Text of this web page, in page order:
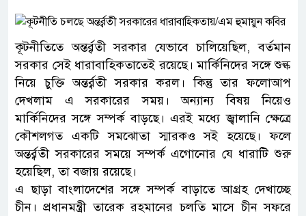
কূটনীতিতে অন্তর্র্বতী সরকার যেভাবে চালিয়েছিল, বর্তমান
সরকার সেই ধারাবাহিকতাতেই রয়েছে। মার্কিনিদের সঙ্গে শুল্ক
নিয়ে চুক্তি অন্তর্র্বতী সরকার করল। কিন্তু তার ফলোআপ
দেখলাম এ সরকারের সময়। অন্যান্য বিষয় নিয়েও
মার্কিনিদের সঙ্গে সম্পর্ক বাড়ছে। এরই মধ্যে জ্বালানি ক্ষেত্রে
কৌশলগত একটি সমঝোতা স্মারকও সই হয়েছে। ফলে
অন্তর্র্বতী সরকারের সময়ে সম্পর্ক এগোনোর যে ধারাটি শুরু
হয়েছিল, তা বজায় রয়েছে।
এ ছাড়া বাংলাদেশের সঙ্গে সম্পর্ক বাড়াতে আগ্রহ দেখাচ্ছে
চীন। প্রধানমন্ত্রী তারেক রহমানের চলতি মাসে চীন সফরে